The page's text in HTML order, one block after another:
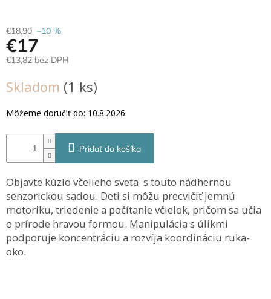
Prihlásenie
€18,90 –10 %
€17
€13,82 bez DPH
cena:
Skladom (1 ks)
Môžeme doručiť do: 10.8.2026
Pridať do košíka
Objavte kúzlo včelieho sveta s touto nádhernou
senzorickou sadou. Deti si môžu precvičiť jemnú
motoriku, triedenie a počítanie včielok, pričom sa učia
o prírode hravou formou. Manipulácia s úlikmi
podporuje koncentráciu a rozvíja koordináciu ruka-
oko.